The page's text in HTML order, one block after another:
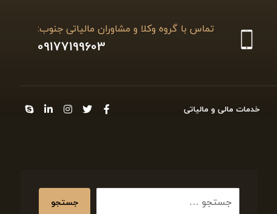
تماس با گروه وکلا و مشاوران مالیاتی جنوب:
09177199603
خدمات مالی و مالیاتی
جستجو